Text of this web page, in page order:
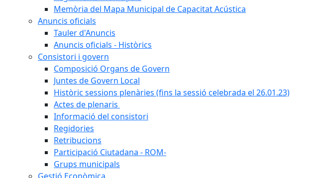
Memòria del Mapa Municipal de Capacitat Acústica
Anuncis oficials
Tauler d'Anuncis
Anuncis oficials - Històrics
Consistori i govern
Composició Organs de Govern
Juntes de Govern Local
Històric sessions plenàries (fins la sessió celebrada el 26.01.23)
Actes de plenaris
Informació del consistori
Regidories
Retribucions
Participació Ciutadana - ROM-
Grups municipals